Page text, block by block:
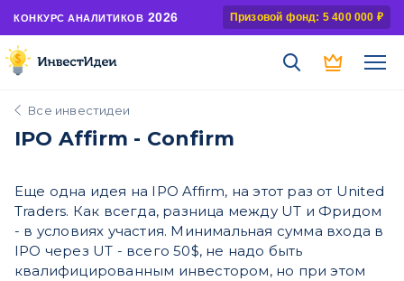
КОНКУРС АНАЛИТИКОВ 2026 Призовой фонд: 5 400 000 ₽
Все инвестидеи
IPO Affirm - Confirm
Еще одна идея на IPO Affirm, на этот раз от United
Traders. Как всегда, разница между UT и Фридом
- в условиях участия. Минимальная сумма входа в
IPO через UT - всего 50$, не надо быть
квалифицированным инвестором, но при этом